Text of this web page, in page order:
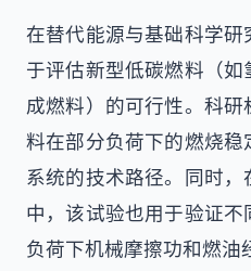
在替代能源与基础科学
于评估新型低碳燃料（
成燃料）的可行性。科
料在部分负荷下的燃烧
系统的技术路径。同时
中，该试验也用于验证
负荷下机械摩擦功和燃油